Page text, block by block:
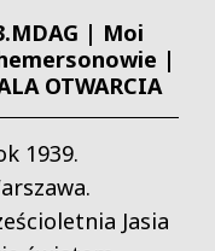
| Moi
|
OTWARCIA
1939.
Jasia